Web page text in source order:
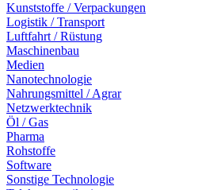
Kunststoffe / Verpackungen
Logistik / Transport
Luftfahrt / Rüstung
Maschinenbau
Medien
Nanotechnologie
Nahrungsmittel / Agrar
Netzwerktechnik
Öl / Gas
Pharma
Rohstoffe
Software
Sonstige Technologie